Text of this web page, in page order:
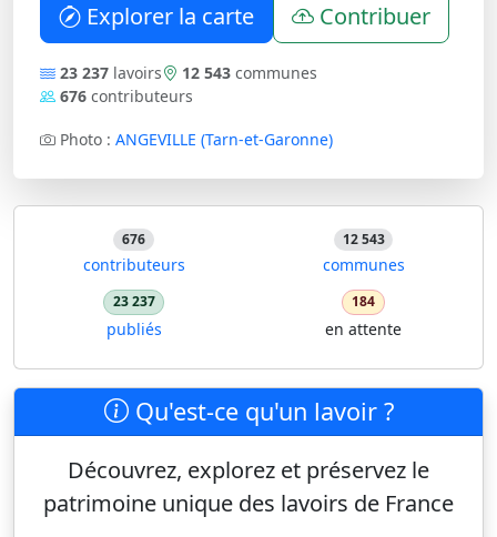
Explorer la carte Contribuer
23 237 lavoirs 12 543 communes
676 contributeurs
Photo : ANGEVILLE (Tarn-et-Garonne)
676
contributeurs
12 543
communes
23 237
publiés
184
en attente
Qu'est-ce qu'un lavoir ?
Découvrez, explorez et préservez le
patrimoine unique des lavoirs de France